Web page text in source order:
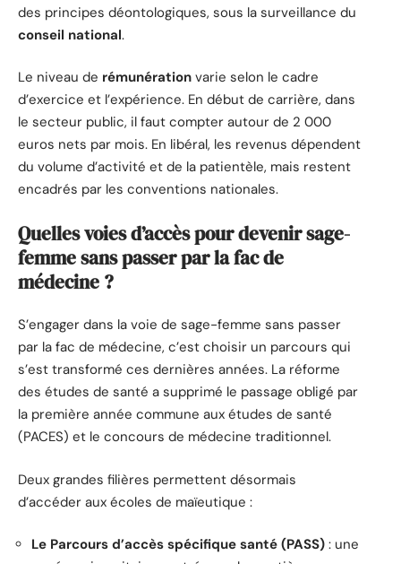
des principes déontologiques, sous la surveillance du
conseil national.
Le niveau de rémunération varie selon le cadre
d’exercice et l’expérience. En début de carrière, dans
le secteur public, il faut compter autour de 2 000
euros nets par mois. En libéral, les revenus dépendent
du volume d’activité et de la patientèle, mais restent
encadrés par les conventions nationales.
Quelles voies d’accès pour devenir sage-
femme sans passer par la fac de
médecine ?
S’engager dans la voie de sage-femme sans passer
par la fac de médecine, c’est choisir un parcours qui
s’est transformé ces dernières années. La réforme
des études de santé a supprimé le passage obligé par
la première année commune aux études de santé
(PACES) et le concours de médecine traditionnel.
Deux grandes filières permettent désormais
d’accéder aux écoles de maïeutique :
Le Parcours d’accès spécifique santé (PASS) : une